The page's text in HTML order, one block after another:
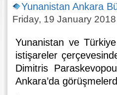
Yunanistan Ankara
Friday, 19 January 2018
Yunanistan ve
istişareler
Dimitris
Ankara’da